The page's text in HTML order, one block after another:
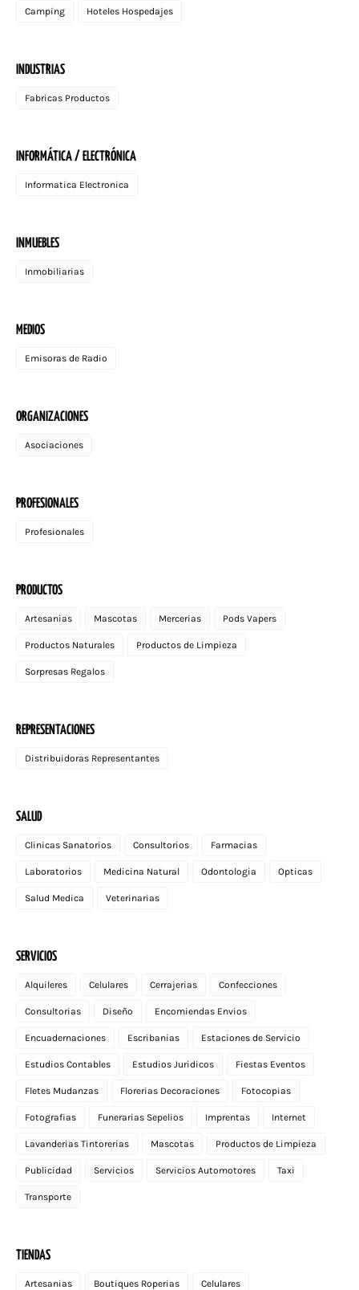
Camping Hoteles Hospedajes
INDUSTRIAS
Fabricas Productos
INFORMÁTICA / ELECTRÓNICA
Informatica Electronica
INMUEBLES
Inmobiliarias
MEDIOS
Emisoras de Radio
ORGANIZACIONES
Asociaciones
PROFESIONALES
Profesionales
PRODUCTOS
Artesanias Mascotas Mercerias Pods Vapers
Productos Naturales Productos de Limpieza
Sorpresas Regalos
REPRESENTACIONES
Distribuidoras Representantes
SALUD
Clinicas Sanatorios Consultorios Farmacias
Laboratorios Medicina Natural Odontologia Opticas
Salud Medica Veterinarias
SERVICIOS
Alquileres Celulares Cerrajerias Confecciones
Consultorias Diseño Encomiendas Envios
Encuadernaciones Escribanias Estaciones de Servicio
Estudios Contables Estudios Juridicos Fiestas Eventos
Fletes Mudanzas Florerias Decoraciones Fotocopias
Fotografias Funerarias Sepelios Imprentas Internet
Lavanderias Tintorerias Mascotas Productos de Limpieza
Publicidad Servicios Servicios Automotores Taxi
Transporte
TIENDAS
Artesanias Boutiques Roperias Celulares